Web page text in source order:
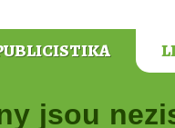
jsou